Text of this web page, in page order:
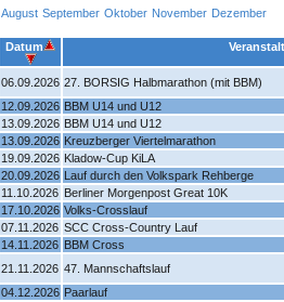
August September Oktober November Dezember
Datum
06.09.2026 27. BORSIG Halbmarathon (mit BBM)
12.09.2026 BBM U14 und U12
13.09.2026 BBM U14 und U12
13.09.2026 Kreuzberger Viertelmarathon
19.09.2026 Kladow-Cup KiLA
20.09.2026 Lauf durch den Volkspark Rehberge
11.10.2026 Berliner Morgenpost Great 10K
17.10.2026 Volks-Crosslauf
07.11.2026 SCC Cross-Country Lauf
14.11.2026 BBM Cross
21.11.2026 47. Mannschaftslauf
04.12.2026 Paarlauf